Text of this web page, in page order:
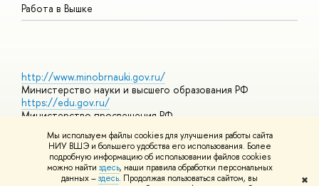
Мы используем файлы cookies для улучшения работы сайта
НИУ ВШЭ и большего удобства его использования. Более
подробную информацию об использовании файлов cookies
можно найти здесь, наши правила обработки персональных
данных –здесь. Продолжая пользоваться сайтом, вы
✖
Работа в Вышке
http://www.minobrnauki.gov.ru/
Министерство науки и высшего образования РФ
https://edu.gov.ru/
Министерство просвещения РФ
https://elearning.hse.ru/mooc
Массовые открытые онлайн-курсы
© НИУ ВШЭ 1993–2026 Адреса и контактыУсловия